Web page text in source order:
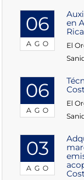
06
AGO
en
Rica
El
06
AGO
El
03
AGO